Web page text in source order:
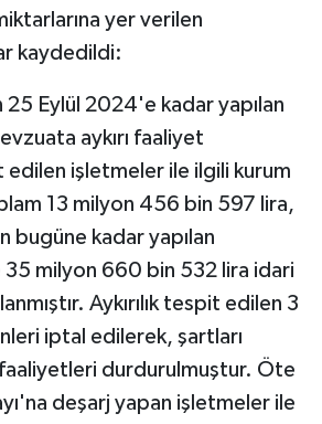
yer verilen
kaydedildi:
Eylül 2024'e kadar yapılan
aykırı faaliyet
işletmeler ile ilgili kurum
13 milyon 456 bin 597 lira,
bugüne kadar yapılan
milyon 660 bin 532 lira idari
Aykırılık tespit edilen 3
iptal edilerek, şartları
durdurulmuştur. Öte
deşarj yapan işletmeler ile